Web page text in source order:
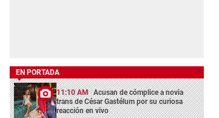
EN PORTADA
11:10 AM Acusan de cómplice a novia
trans de César Gastélum por su curiosa
reacción en vivo